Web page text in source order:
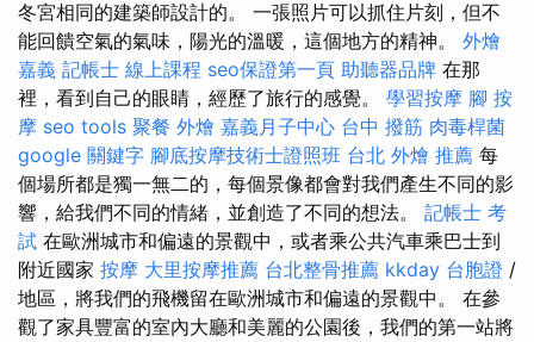
冬宮相同的建築師設計的。 一張照片可以抓住片刻，但不
能回饋空氣的氣味，陽光的溫暖，這個地方的精神。 外燴
嘉義 記帳士 線上課程 seo保證第一頁 助聽器品牌 在那
裡，看到自己的眼睛，經歷了旅行的感覺。 學習按摩 腳 按
摩 seo tools 聚餐 外燴 嘉義月子中心 台中 撥筋 肉毒桿菌
google 關鍵字 腳底按摩技術士證照班 台北 外燴 推薦 每
個場所都是獨一無二的，每個景像都會對我們產生不同的影
響，給我們不同的情緒，並創造了不同的想法。 記帳士 考
試 在歐洲城市和偏遠的景觀中，或者乘公共汽車乘巴士到
附近國家 按摩 大里按摩推薦 台北整骨推薦 kkday 台胞證 /
地區，將我們的飛機留在歐洲城市和偏遠的景觀中。 在參
觀了家具豐富的室內大廳和美麗的公園後，我們的第一站將